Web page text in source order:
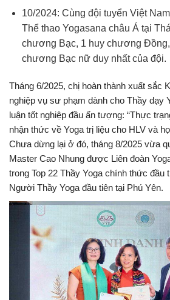
10/2024: Cùng đội tuyển Việt
Thể thao Yogasana châu Á tại
chương Bạc, 1 huy chương
chương Bạc nữ duy nhất của đội.
Tháng 6/2025, chị hoàn thành xuất sắc
nghiệp vụ sư phạm dành cho Thầy dạy
luận tốt nghiệp đầu ấn tượng: “Thực
nhận thức về Yoga trị liệu cho HLV và
Chưa dừng lại ở đó, tháng 8/2025 vừa
Master Cao Nhung được Liên đoàn
trong Top 22 Thầy Yoga chính thức đầu
Người Thầy Yoga đầu tiên tại Phú Yên.